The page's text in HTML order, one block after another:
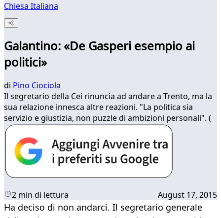
Chiesa Italiana
Galantino: «De Gasperi esempio ai
politici»
di Pino Ciociola
Il segretario della Cei rinuncia ad andare a Trento, ma la
sua relazione innesca altre reazioni. "La politica sia
servizio e giustizia, non puzzle di ambizioni personali". (
2 min di lettura August 17, 2015
Ha deciso di non andarci. Il segretario generale